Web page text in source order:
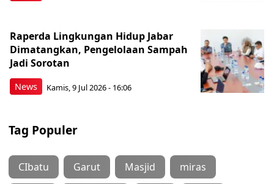
News
Raperda Lingkungan Hidup Jabar
Dimatangkan, Pengelolaan Sampah
Jadi Sorotan
Kamis, 9 Jul 2026 - 16:06
Tag Populer
CIbatu Garut Masjid miras